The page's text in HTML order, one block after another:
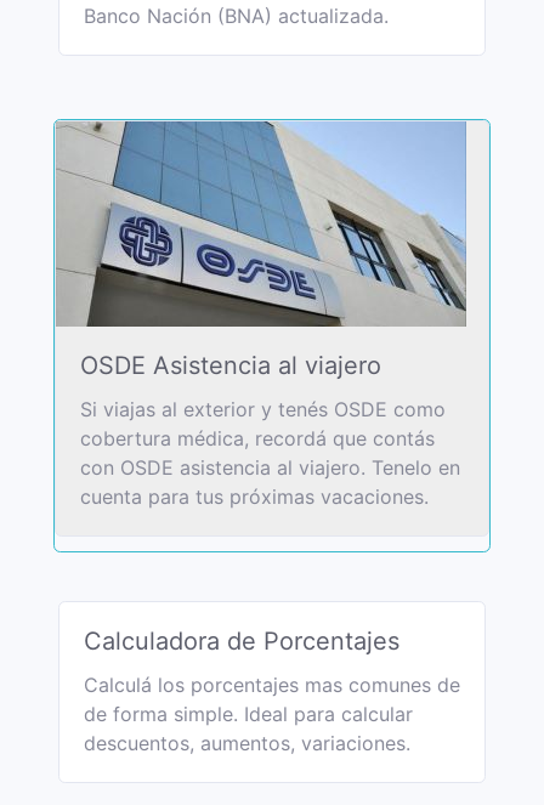
Banco Nación (BNA) actualizada.
OSDE Asistencia al viajero
Si viajas al exterior y tenés OSDE como
cobertura médica, recordá que contás
con OSDE asistencia al viajero. Tenelo en
cuenta para tus próximas vacaciones.
Calculadora de Porcentajes
Calculá los porcentajes mas comunes de
de forma simple. Ideal para calcular
descuentos, aumentos, variaciones.